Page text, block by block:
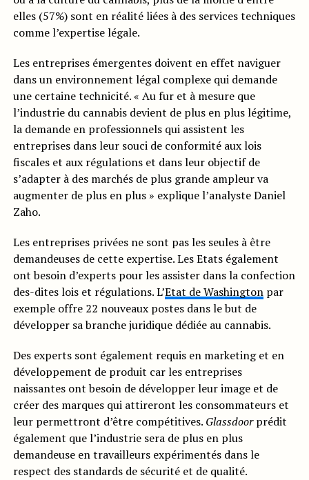
elles (57%) sont en réalité liées à des services techniques
comme l’expertise légale.
Les entreprises émergentes doivent en effet naviguer
dans un environnement légal complexe qui demande
une certaine technicité. « Au fur et à mesure que
l’industrie du cannabis devient de plus en plus légitime,
la demande en professionnels qui assistent les
entreprises dans leur souci de conformité aux lois
fiscales et aux régulations et dans leur objectif de
s’adapter à des marchés de plus grande ampleur va
augmenter de plus en plus » explique l’analyste Daniel
Zaho.
Les entreprises privées ne sont pas les seules à être
demandeuses de cette expertise. Les Etats également
ont besoin d’experts pour les assister dans la confection
des-dites lois et régulations. L’Etat de Washingtonpar
exemple offre 22 nouveaux postes dans le but de
développer sa branche juridique dédiée au cannabis.
Des experts sont également requis en marketing et en
développement de produit car les entreprises
naissantes ont besoin de développer leur image et de
créer des marques qui attireront les consommateurs et
leur permettront d’être compétitives. Glassdoorprédit
également que l’industrie sera de plus en plus
demandeuse en travailleurs expérimentés dans le
respect des standards de sécurité et de qualité.